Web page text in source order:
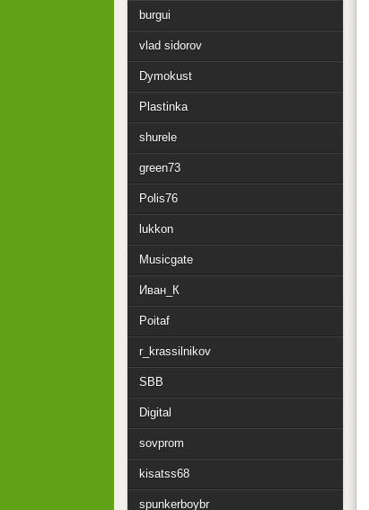
burgui
vlad sidorov
Dymokust
Plastinka
shurele
green73
Polis76
lukkon
Musicgate
Иван_К
Poitaf
r_krassilnikov
SBB
Digital
sovprom
kisatss68
spunkerboybr